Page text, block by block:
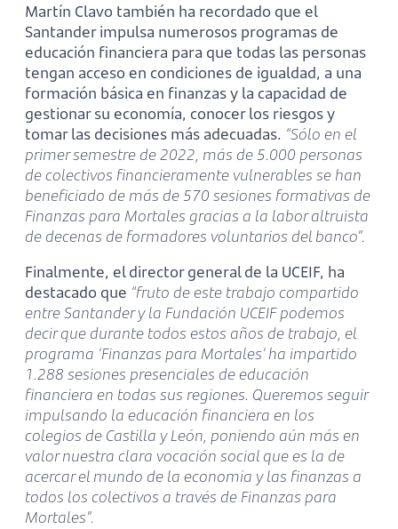
Martín Clavo también ha recordado que el
Santander impulsa numerosos programas de
educación financiera para que todas las personas
tengan acceso en condiciones de igualdad, a una
formación básica en finanzas y la capacidad de
gestionar su economía, conocer los riesgos y
tomar las decisiones más adecuadas. “Sólo en el
primer semestre de 2022, más de 5.000 personas
de colectivos financieramente vulnerables se han
beneficiado de más de 570 sesiones formativas de
Finanzas para Mortales gracias a la labor altruista
de decenas de formadores voluntarios del banco”.
Finalmente, el director general de la UCEIF, ha
destacado que “fruto de este trabajo compartido
entre Santander y la Fundación UCEIF podemos
decir que durante todos estos años de trabajo, el
programa ‘Finanzas para Mortales’ ha impartido
1.288 sesiones presenciales de educación
financiera en todas sus regiones. Queremos seguir
impulsando la educación financiera en los
colegios de Castilla y León, poniendo aún más en
valor nuestra clara vocación social que es la de
acercar el mundo de la economía y las finanzas a
todos los colectivos a través de Finanzas para
Mortales”.